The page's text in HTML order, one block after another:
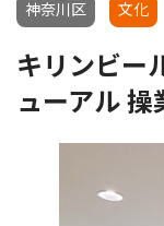
神奈川区 文化
キリンビー
ューアル 操